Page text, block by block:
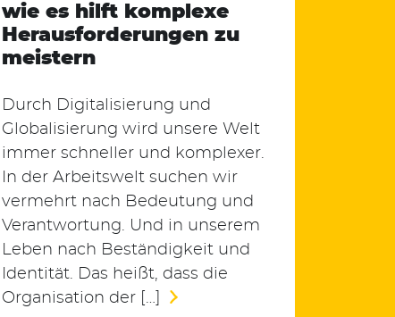
wie es hilft komplexe
Herausforderungen zu
meistern
Durch Digitalisierung und
Globalisierung wird unsere Welt
immer schneller und komplexer.
In der Arbeitswelt suchen wir
vermehrt nach Bedeutung und
Verantwortung. Und in unserem
Leben nach Beständigkeit und
Identität. Das heißt, dass die
Organisation der […]